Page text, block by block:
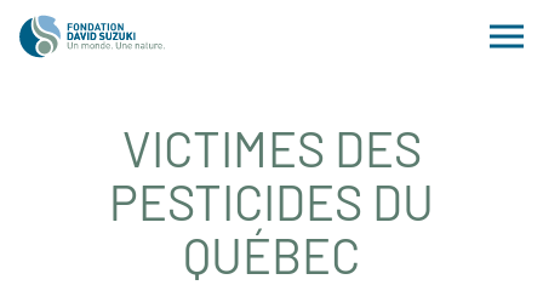
VICTIMES DES
PESTICIDES DU
QUÉBEC